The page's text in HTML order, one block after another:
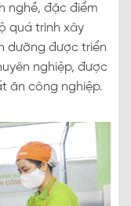
nghề, đặc điểm
quá trình xây
dưỡng được triển
nghiệp, được
ăn công nghiệp.